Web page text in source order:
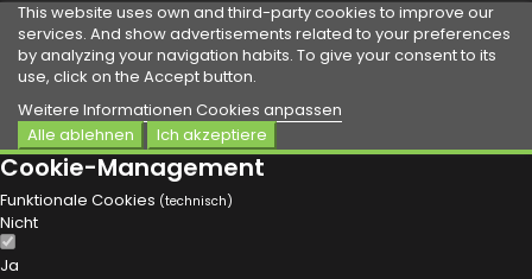
This website uses own and third-party cookies to improve our
services. And show advertisements related to your preferences
by analyzing your navigation habits. To give your consent to its
use, click on the Accept button.
Weitere Informationen Cookies anpassen
Alle ablehnen
Ich akzeptiere
Cookie-Management
Funktionale Cookies (technisch)
Nicht
Ja